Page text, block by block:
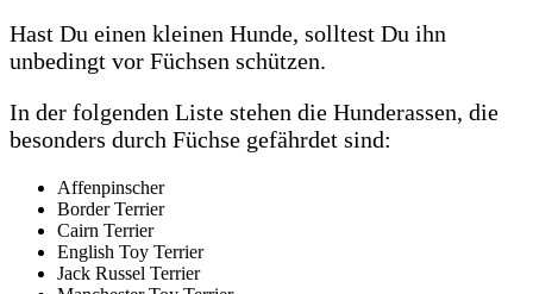
Hast Du einen kleinen Hunde, solltest Du ihn
unbedingt vor Füchsen schützen.
In der folgenden Liste stehen die Hunderassen, die
besonders durch Füchse gefährdet sind:
Affenpinscher
Border Terrier
Cairn Terrier
English Toy Terrier
Jack Russel Terrier